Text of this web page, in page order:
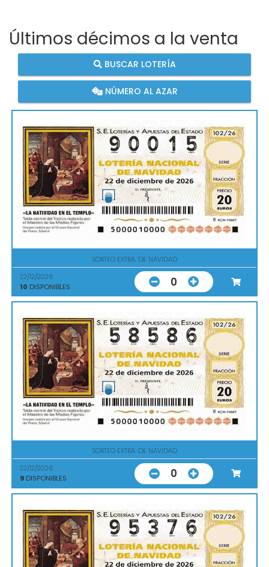
Últimos décimos a la venta
BUSCAR LOTERÍA
NÚMERO AL AZAR
SORTEO EXTRA. DE NAVIDAD
22/12/2026
10 DISPONIBLES 0
SORTEO EXTRA. DE NAVIDAD
22/12/2026
9 DISPONIBLES 0